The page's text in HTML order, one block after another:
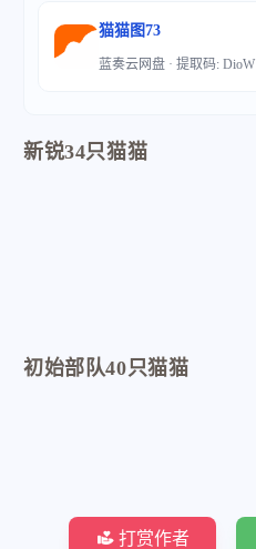
微信
猫猫图73
蓝奏云网盘 · 提取码: DioW
新锐34只猫猫
初始部队40只猫猫
打赏作者